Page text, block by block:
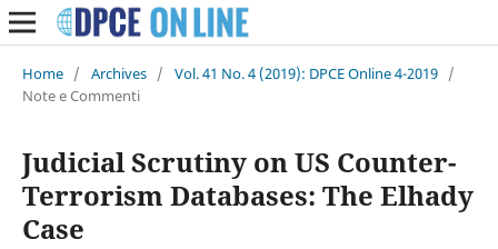
Home / Archives / Vol. 41 No. 4 (2019): DPCE Online 4-2019 /
Note e Commenti
Judicial Scrutiny on US Counter-
Terrorism Databases: The Elhady
Case